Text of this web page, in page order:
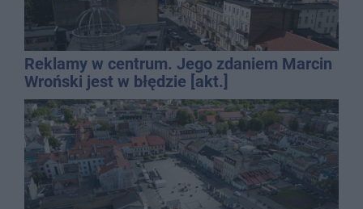
Reklamy w centrum. Jego zdaniem Marcin
Wroński jest w błędzie [akt.]